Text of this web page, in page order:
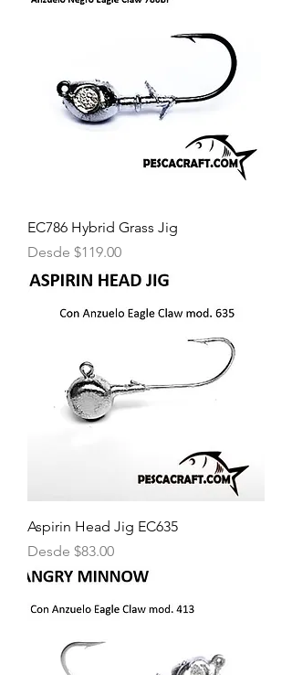
EC786 Hybrid Grass Jig
Desde $119.00
Precio de oferta
Aspirin Head Jig EC635
Desde $83.00
Precio de oferta